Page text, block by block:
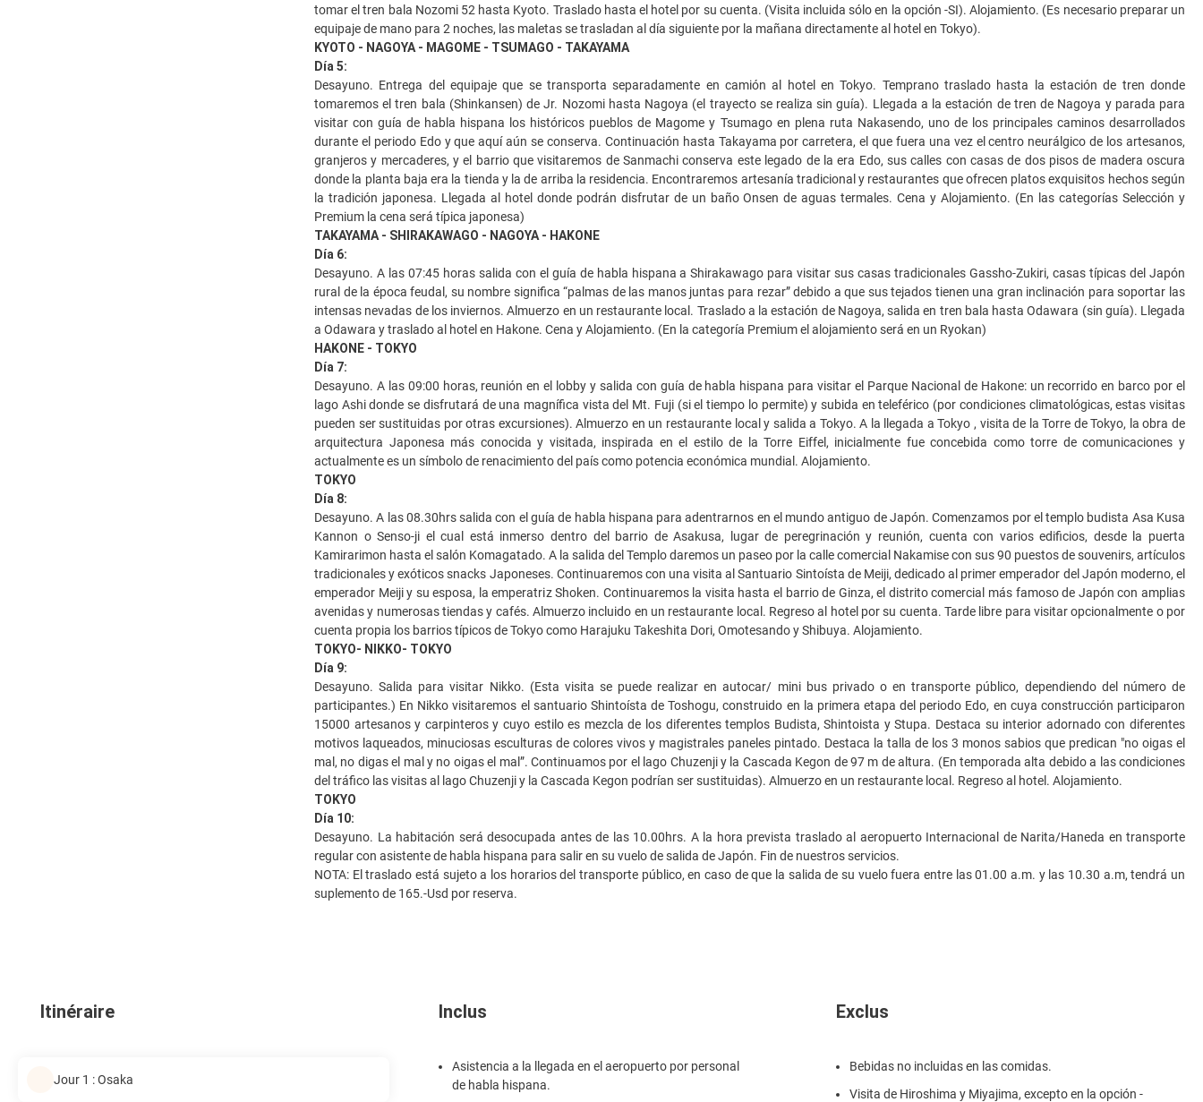
tomar el tren bala Nozomi 52 hasta Kyoto. Traslado hasta el hotel por su cuenta. (Visita incluida sólo en la opción -SI). Alojamiento. (Es necesario preparar un
equipaje de mano para 2 noches, las maletas se trasladan al día siguiente por la mañana directamente al hotel en Tokyo).
KYOTO - NAGOYA - MAGOME - TSUMAGO - TAKAYAMA
Día 5:
Desayuno. Entrega del equipaje que se transporta separadamente en camión al hotel en Tokyo. Temprano traslado hasta la estación de tren donde
tomaremos el tren bala (Shinkansen) de Jr. Nozomi hasta Nagoya (el trayecto se realiza sin guía). Llegada a la estación de tren de Nagoya y parada para
visitar con guía de habla hispana los históricos pueblos de Magome y Tsumago en plena ruta Nakasendo, uno de los principales caminos desarrollados
durante el periodo Edo y que aquí aún se conserva. Continuación hasta Takayama por carretera, el que fuera una vez el centro neurálgico de los artesanos,
granjeros y mercaderes, y el barrio que visitaremos de Sanmachi conserva este legado de la era Edo, sus calles con casas de dos pisos de madera oscura
donde la planta baja era la tienda y la de arriba la residencia. Encontraremos artesanía tradicional y restaurantes que ofrecen platos exquisitos hechos según
la tradición japonesa. Llegada al hotel donde podrán disfrutar de un baño Onsen de aguas termales. Cena y Alojamiento. (En las categorías Selección y
Premium la cena será típica japonesa)
TAKAYAMA - SHIRAKAWAGO - NAGOYA - HAKONE
Día 6:
Desayuno. A las 07:45 horas salida con el guía de habla hispana a Shirakawago para visitar sus casas tradicionales Gassho-Zukiri, casas típicas del Japón
rural de la época feudal, su nombre significa “palmas de las manos juntas para rezar” debido a que sus tejados tienen una gran inclinación para soportar las
intensas nevadas de los inviernos. Almuerzo en un restaurante local. Traslado a la estación de Nagoya, salida en tren bala hasta Odawara (sin guía). Llegada
a Odawara y traslado al hotel en Hakone. Cena y Alojamiento. (En la categoría Premium el alojamiento será en un Ryokan)
HAKONE - TOKYO
Día 7:
Desayuno. A las 09:00 horas, reunión en el lobby y salida con guía de habla hispana para visitar el Parque Nacional de Hakone: un recorrido en barco por el
lago Ashi donde se disfrutará de una magnífica vista del Mt. Fuji (si el tiempo lo permite) y subida en teleférico (por condiciones climatológicas, estas visitas
pueden ser sustituidas por otras excursiones). Almuerzo en un restaurante local y salida a Tokyo. A la llegada a Tokyo , visita de la Torre de Tokyo, la obra de
arquitectura Japonesa más conocida y visitada, inspirada en el estilo de la Torre Eiffel, inicialmente fue concebida como torre de comunicaciones y
actualmente es un símbolo de renacimiento del país como potencia económica mundial. Alojamiento.
TOKYO
Día 8:
Desayuno. A las 08.30hrs salida con el guía de habla hispana para adentrarnos en el mundo antiguo de Japón. Comenzamos por el templo budista Asa Kusa
Kannon o Senso-ji el cual está inmerso dentro del barrio de Asakusa, lugar de peregrinación y reunión, cuenta con varios edificios, desde la puerta
Kamirarimon hasta el salón Komagatado. A la salida del Templo daremos un paseo por la calle comercial Nakamise con sus 90 puestos de souvenirs, artículos
tradicionales y exóticos snacks Japoneses. Continuaremos con una visita al Santuario Sintoísta de Meiji, dedicado al primer emperador del Japón moderno, el
emperador Meiji y su esposa, la emperatriz Shoken. Continuaremos la visita hasta el barrio de Ginza, el distrito comercial más famoso de Japón con amplias
avenidas y numerosas tiendas y cafés. Almuerzo incluido en un restaurante local. Regreso al hotel por su cuenta. Tarde libre para visitar opcionalmente o por
cuenta propia los barrios típicos de Tokyo como Harajuku Takeshita Dori, Omotesando y Shibuya. Alojamiento.
TOKYO- NIKKO- TOKYO
Día 9:
Desayuno. Salida para visitar Nikko. (Esta visita se puede realizar en autocar/ mini bus privado o en transporte público, dependiendo del número de
participantes.) En Nikko visitaremos el santuario Shintoísta de Toshogu, construido en la primera etapa del periodo Edo, en cuya construcción participaron
15000 artesanos y carpinteros y cuyo estilo es mezcla de los diferentes templos Budista, Shintoista y Stupa. Destaca su interior adornado con diferentes
motivos laqueados, minuciosas esculturas de colores vivos y magistrales paneles pintado. Destaca la talla de los 3 monos sabios que predican "no oigas el
mal, no digas el mal y no oigas el mal”. Continuamos por el lago Chuzenji y la Cascada Kegon de 97 m de altura. (En temporada alta debido a las condiciones
del tráfico las visitas al lago Chuzenji y la Cascada Kegon podrían ser sustituidas). Almuerzo en un restaurante local. Regreso al hotel. Alojamiento.
TOKYO
Día 10:
Desayuno. La habitación será desocupada antes de las 10.00hrs. A la hora prevista traslado al aeropuerto Internacional de Narita/Haneda en transporte
regular con asistente de habla hispana para salir en su vuelo de salida de Japón. Fin de nuestros servicios.
NOTA: El traslado está sujeto a los horarios del transporte público, en caso de que la salida de su vuelo fuera entre las 01.00 a.m. y las 10.30 a.m, tendrá un
suplemento de 165.-Usd por reserva.
Itinéraire
Jour 1 : Osaka
Inclus
Asistencia a la llegada en el aeropuerto por personal
de habla hispana.
Exclus
Bebidas no incluidas en las comidas.
Visita de Hiroshima y Miyajima, excepto en la opción -